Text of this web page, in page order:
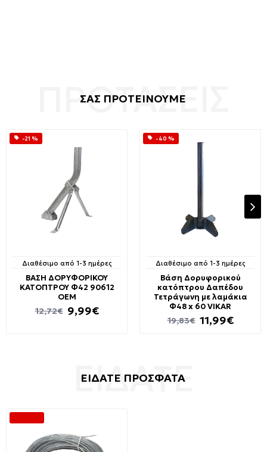
ΣΑΣ ΠΡΟΤΕΙΝΟΥΜΕ
-21 %
Διαθέσιμο από 1-3 ημέρες
ΒΑΣΗ ΔΟΡΥΦΟΡΙΚΟΥ
ΚΑΤΟΠΤΡΟΥ Φ42 90612
ΟΕΜ
9,99€
12,72€
-40 %
Διαθέσιμο από 1-3 ημέρες
Βάση Δορυφορικού
κατόπτρου Δαπέδου
Τετράγωνη με λαμάκια
Φ48 x 60 VIKAR
11,99€
19,83€
ΕΙΔΑΤΕ ΠΡΟΣΦΑΤΑ